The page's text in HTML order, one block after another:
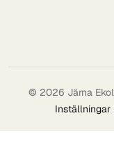
© 2026 Järna
Inställningar